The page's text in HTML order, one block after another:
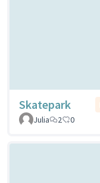
Skatepark
Julia
2 0